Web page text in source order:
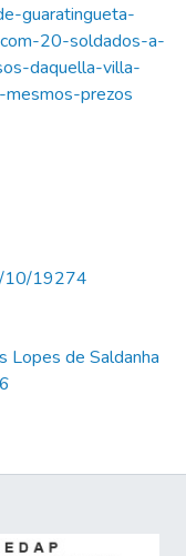
guaratingueta-
20-soldados-a-
daquella-villa-
prezos
10/19274
Lopes de Saldanha